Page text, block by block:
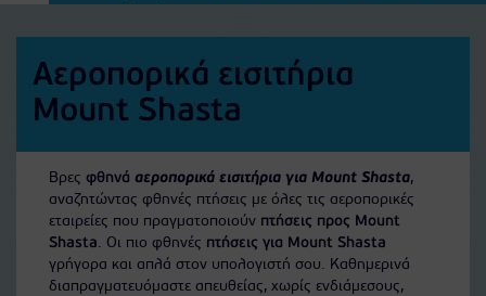
Αεροπορικά εισιτήρια
Mount Shasta
Βρες φθηνά αεροπορικά εισιτήρια για Mount Shasta,
αναζητώντας φθηνές πτήσεις με όλες τις αεροπορικές
εταιρείες που πραγματοποιούν πτήσεις προς Mount
Shasta. Οι πιο φθηνές πτήσεις για Mount Shasta
γρήγορα και απλά στον υπολογιστή σου. Καθημερινά
διαπραγματευόμαστε απευθείας, χωρίς ενδιάμεσους,